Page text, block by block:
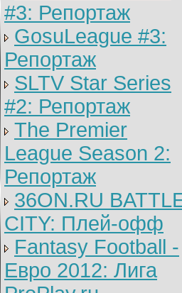
#3: Репортаж
GosuLeague #3:
Репортаж
SLTV Star Series
#2: Репортаж
The Premier
League Season 2:
Репортаж
36ON.RU
CITY: Плей-офф
Fantasy Football -
Евро 2012: Лига